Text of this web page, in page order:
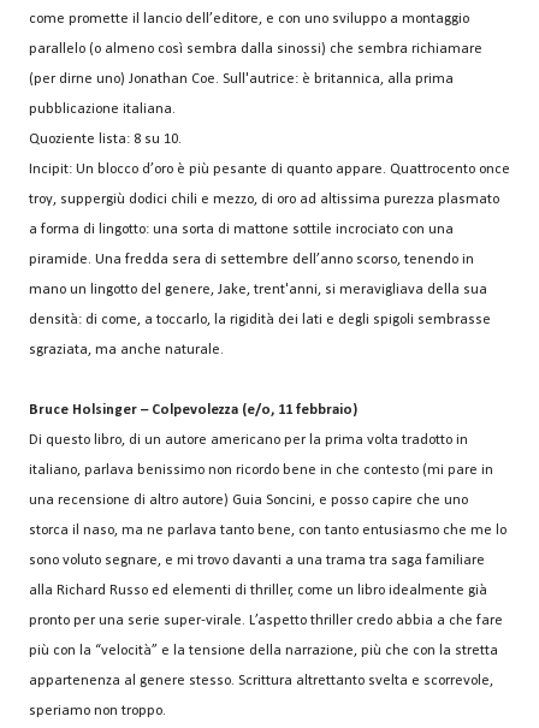
come promette il lancio dell’editore, e con uno sviluppo a montaggio
parallelo (o almeno così sembra dalla sinossi) che sembra richiamare
(per dirne uno) Jonathan Coe. Sull'autrice: è britannica, alla prima
pubblicazione italiana.
Quoziente lista: 8 su 10.
Incipit: Un blocco d’oro è più pesante di quanto appare. Quattrocento once
troy, suppergiù dodici chili e mezzo, di oro ad altissima purezza plasmato
a forma di lingotto: una sorta di mattone sottile incrociato con una
piramide. Una fredda sera di settembre dell’anno scorso, tenendo in
mano un lingotto del genere, Jake, trent'anni, si meravigliava della sua
densità: di come, a toccarlo, la rigidità dei lati e degli spigoli sembrasse
sgraziata, ma anche naturale.
Bruce Holsinger – Colpevolezza (e/o, 11 febbraio)
Di questo libro, di un autore americano per la prima volta tradotto in
italiano, parlava benissimo non ricordo bene in che contesto (mi pare in
una recensione di altro autore) Guia Soncini, e posso capire che uno
storca il naso, ma ne parlava tanto bene, con tanto entusiasmo che me lo
sono voluto segnare, e mi trovo davanti a una trama tra saga familiare
alla Richard Russo ed elementi di thriller, come un libro idealmente già
pronto per una serie super-virale. L’aspetto thriller credo abbia a che fare
più con la “velocità” e la tensione della narrazione, più che con la stretta
appartenenza al genere stesso. Scrittura altrettanto svelta e scorrevole,
speriamo non troppo.